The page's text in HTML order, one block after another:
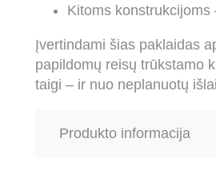
Kitoms konstrukcijoms
Įvertindami šias paklaidas
papildomų reisų trūkstamo
taigi – ir nuo neplanuotų
Produkto informacija